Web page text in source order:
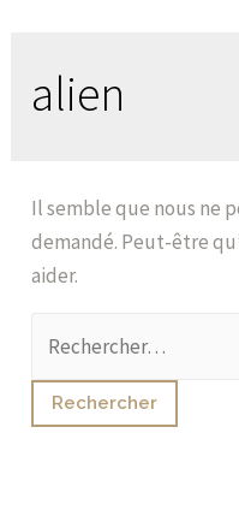
alien
Il semble que nous ne
demandé. Peut-être
aider.